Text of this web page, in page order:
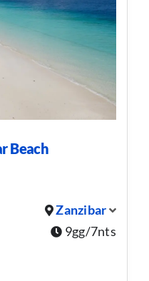
Beach
Zanzibar
9gg/7nts